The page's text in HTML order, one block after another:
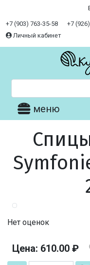
+7 (903) 763-35-58 +7
Личный кабинет
меню
Нет оценок
Цена: 610.00 ₽